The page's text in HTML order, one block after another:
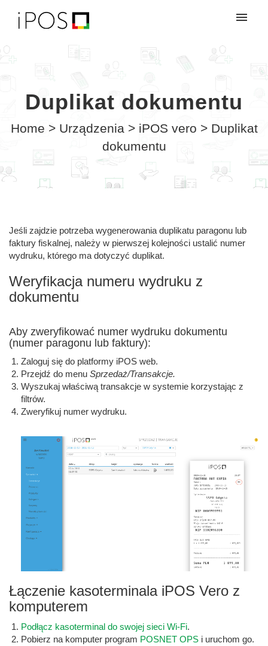
Duplikat dokumentu
Home > Urządzenia > iPOS vero > Duplikat
dokumentu
Jeśli zajdzie potrzeba wygenerowania duplikatu paragonu lub
faktury fiskalnej, należy w pierwszej kolejności ustalić numer
wydruku, którego ma dotyczyć duplikat.
Weryfikacja numeru wydruku z
dokumentu
Aby zweryfikować numer wydruku dokumentu
(numer paragonu lub faktury):
Zaloguj się do platformy iPOS web.
Przejdź do menu Sprzedaż/Transakcje.
Wyszukaj właściwą transakcje w systemie korzystając z
filtrów.
Zweryfikuj numer wydruku.
Łączenie kasoterminala iPOS Vero z
komputerem
Podłącz kasoterminal do swojej sieci Wi-Fi.
Pobierz na komputer program POSNET OPS i uruchom go.